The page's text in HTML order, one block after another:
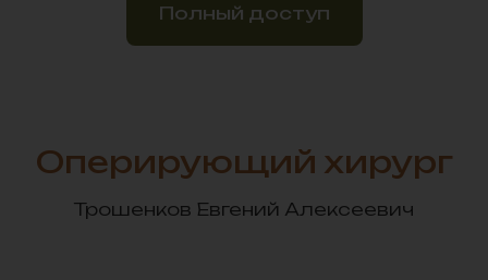
Полный доступ
Оперирующий хирург
Трошенков Евгений Алексеевич